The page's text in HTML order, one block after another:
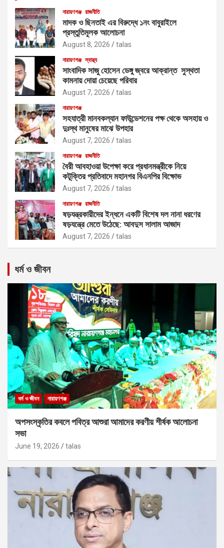
নারায়ণগঞ্জ রাজনীতি
মাদক ও ছিনতাই এর বিরুদ্ধে ১নং বাবুরাইলে
প্রস্তুতিমূলক আলোচনা
August 8, 2026 talas
নারায়ণগঞ্জ স্বাস্থ্য
সাংবাদিক সাজু হোসেন ডেঙ্গু জ্বরে আক্রান্ত সুস্থতা
কামনায় দোয়া চেয়েছে পরিবার
August 7, 2026 talas
নারায়ণগঞ্জ
সহযাত্রী মানবকল্যান ফাউন্ডেশনের পক্ষ থেকে অসহায় ও
দুঃস্থ মানুষের মাঝে উপহার
August 7, 2026 talas
নারায়ণগঞ্জ রাজনীতি
বৈরী আবহাওয়া উপেক্ষা করে প্রধানমন্ত্রীকে নিয়ে
কটূক্তির প্রতিবাদে মহানগর বিএনপির বিক্ষোভ
August 7, 2026 talas
নারায়ণগঞ্জ রাজনীতি
ষড়যন্ত্রকারীদের ইন্ধনে একটি বিশেষ দল নানা ধরণের
ষড়যন্ত্রে মেতে উঠেছে: আবদুস সালাম আজাদ
August 7, 2026 talas
ধর্ম ও জীবন
ধর্ম ও জীবন নারায়ণগঞ্জ
অপসংস্কৃতির কবলে পবিত্র আশুরা আমাদের করণীয় শীর্ষক আলোচনা
সভা
June 19, 2026 talas